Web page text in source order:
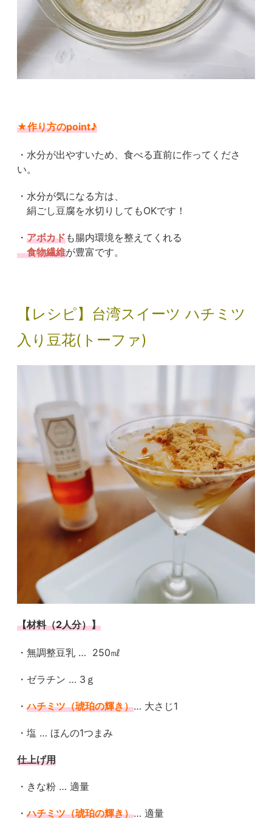
★作り方のpoint♪
・水分が出やすいため、食べる直前に作ってくださ
い。
・水分が気になる方は、
絹ごし豆腐を水切りしてもOKです！
・ アボカドも腸内環境を整えてくれる
食物繊維が豊富です。
【レシピ】台湾スイーツ ハチミツ
入り豆花(トーファ)
【材料（2人分）】
・無調整豆乳 … 250㎖
・ゼラチン … 3ｇ
・ハチミツ（琥珀の輝き）… 大さじ1
・塩 … ほんの1つまみ
仕上げ用
・きな粉 … 適量
・ハチミツ（琥珀の輝き）… 適量